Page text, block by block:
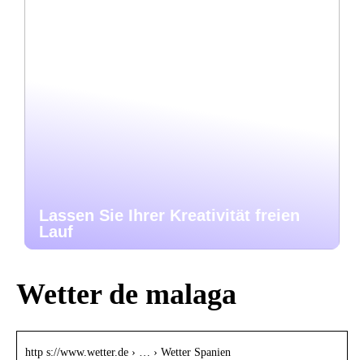
Lassen Sie Ihrer Kreativität freien
Lauf
Wetter de malaga
http s://www.wetter.de › … › Wetter Spanien